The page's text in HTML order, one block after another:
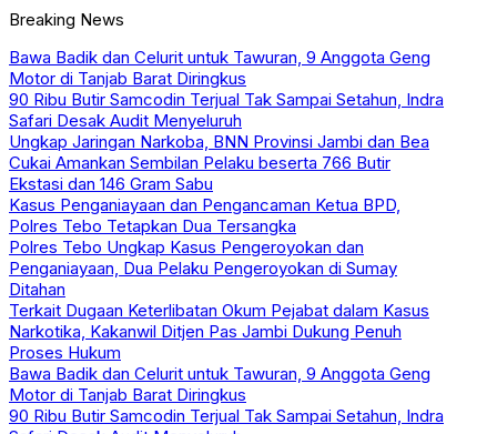
Breaking News
Bawa Badik dan Celurit untuk Tawuran, 9 Anggota Geng
Motor di Tanjab Barat Diringkus
90 Ribu Butir Samcodin Terjual Tak Sampai Setahun, Indra
Safari Desak Audit Menyeluruh
Ungkap Jaringan Narkoba, BNN Provinsi Jambi dan Bea
Cukai Amankan Sembilan Pelaku beserta 766 Butir
Ekstasi dan 146 Gram Sabu
Kasus Penganiayaan dan Pengancaman Ketua BPD,
Polres Tebo Tetapkan Dua Tersangka
Polres Tebo Ungkap Kasus Pengeroyokan dan
Penganiayaan, Dua Pelaku Pengeroyokan di Sumay
Ditahan
Terkait Dugaan Keterlibatan Okum Pejabat dalam Kasus
Narkotika, Kakanwil Ditjen Pas Jambi Dukung Penuh
Proses Hukum
Bawa Badik dan Celurit untuk Tawuran, 9 Anggota Geng
Motor di Tanjab Barat Diringkus
90 Ribu Butir Samcodin Terjual Tak Sampai Setahun, Indra